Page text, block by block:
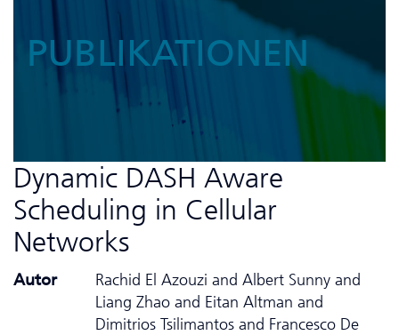
PUBLIKATIONEN
Dynamic DASH Aware
Scheduling in Cellular
Networks
Autor
Rachid El Azouzi and Albert Sunny and
Liang Zhao and Eitan Altman and
Dimitrios Tsilimantos and Francesco De